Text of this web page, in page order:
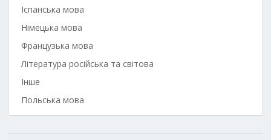
Іспанська мова
Німецька мова
Французька мова
Література російська та світова
Інше
Польська мова